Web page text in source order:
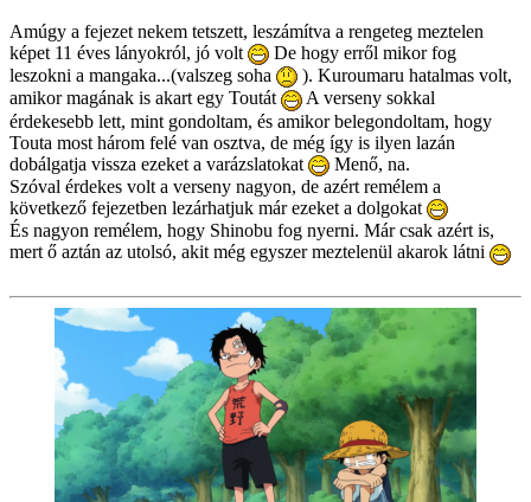
Amúgy a fejezet nekem tetszett, leszámítva a rengeteg meztelen
képet 11 éves lányokról, jó volt
De hogy erről mikor fog
leszokni a mangaka...(valszeg soha
). Kuroumaru hatalmas volt,
amikor magának is akart egy Toutát
A verseny sokkal
érdekesebb lett, mint gondoltam, és amikor belegondoltam, hogy
Touta most három felé van osztva, de még így is ilyen lazán
dobálgatja vissza ezeket a varázslatokat
Menő, na.
Szóval érdekes volt a verseny nagyon, de azért remélem a
következő fejezetben lezárhatjuk már ezeket a dolgokat
És nagyon remélem, hogy Shinobu fog nyerni. Már csak azért is,
mert ő aztán az utolsó, akit még egyszer meztelenül akarok látni